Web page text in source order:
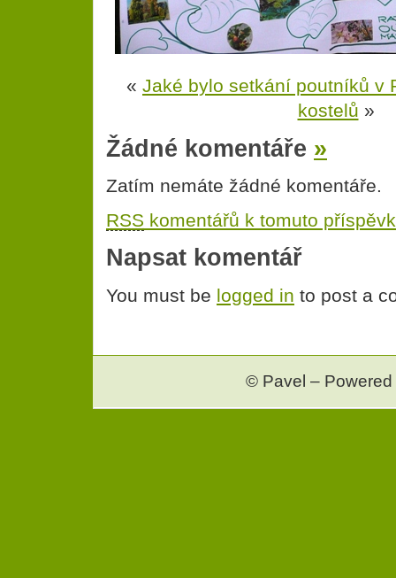
« Jaké bylo setkání poutníků v
kostelů »
Žádné komentáře »
Zatím nemáte žádné komentáře.
RSS komentářů k tomuto
Napsat komentář
You must be logged in to post a
© Pavel –